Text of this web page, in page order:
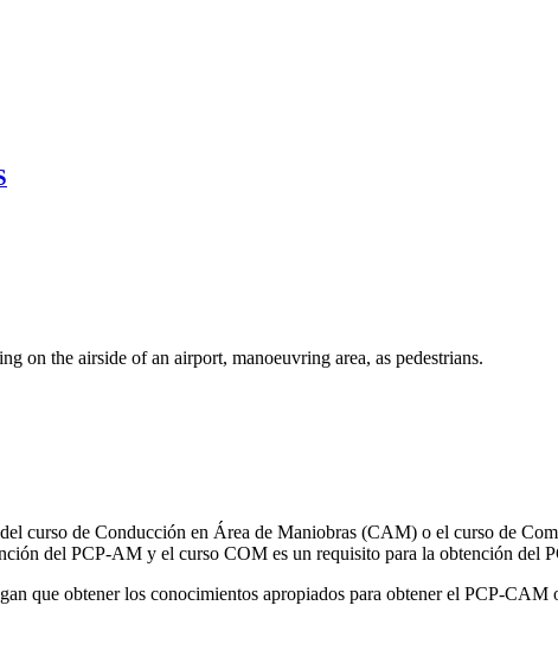
on the airside of an airport, manoeuvring area, as pedestrians.
curso de Conducción en Área de Maniobras (CAM) o el curso de
del PCP-AM y el curso COM es un requisito para la obtención del
que obtener los conocimientos apropiados para obtener el PCP-